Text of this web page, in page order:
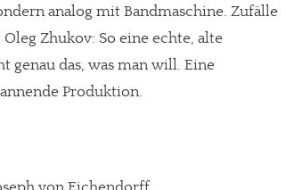
analog mit Bandmaschine. Zufälle
Zhukov: So eine echte, alte
genau das, was man will. Eine
Produktion.